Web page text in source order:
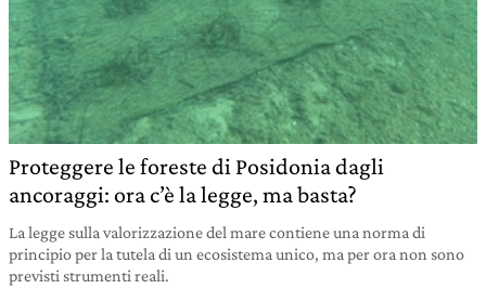
Proteggere le foreste di Posidonia dagli
ancoraggi: ora c’è la legge, ma basta?
La legge sulla valorizzazione del mare contiene una norma di
principio per la tutela di un ecosistema unico, ma per ora non sono
previsti strumenti reali.